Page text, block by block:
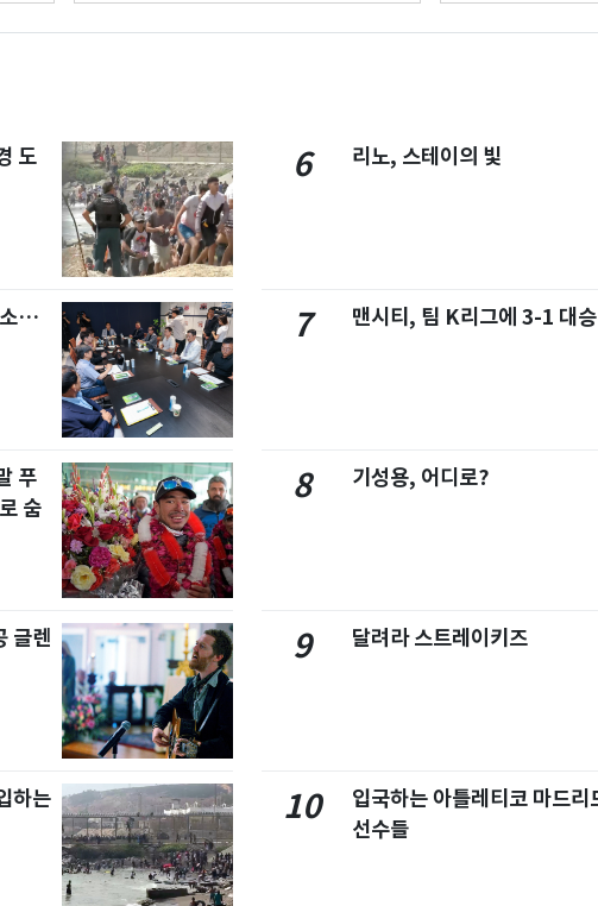
도
소…
푸
숨
글렌
하는
6 리노, 스테이의 빛
7 맨시티, 팀 K리그에 3-1 대승
8 기성용, 어디로?
9 달려라 스트레이키즈
10
입국하는 아틀레티코 마드리
선수들